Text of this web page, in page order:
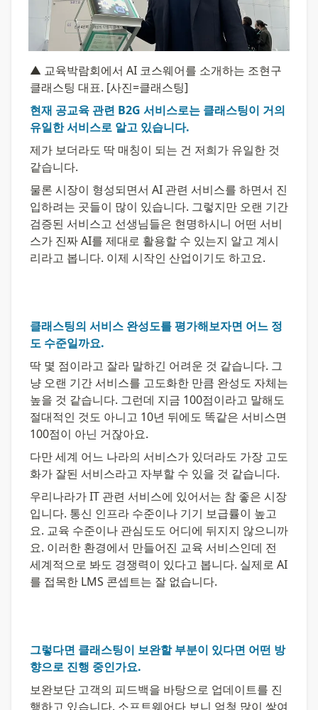
▲ 교육박람회에서 AI 코스웨어를 소개하는 조현구
클래스팅 대표. [사진=클래스팅]
현재 공교육 관련 B2G 서비스로는 클래스팅이 거의
유일한 서비스로 알고 있습니다.
제가 보더라도 딱 매칭이 되는 건 저희가 유일한 것
같습니다.
물론 시장이 형성되면서 AI 관련 서비스를 하면서 진
입하려는 곳들이 많이 있습니다. 그렇지만 오랜 기간
검증된 서비스고 선생님들은 현명하시니 어떤 서비
스가 진짜 AI를 제대로 활용할 수 있는지 알고 계시
리라고 봅니다. 이제 시작인 산업이기도 하고요.
클래스팅의 서비스 완성도를 평가해보자면 어느 정
도 수준일까요.
딱 몇 점이라고 잘라 말하긴 어려운 것 같습니다. 그
냥 오랜 기간 서비스를 고도화한 만큼 완성도 자체는
높을 것 같습니다. 그런데 지금 100점이라고 말해도
절대적인 것도 아니고 10년 뒤에도 똑같은 서비스면
100점이 아닌 거잖아요.
다만 세계 어느 나라의 서비스가 있더라도 가장 고도
화가 잘된 서비스라고 자부할 수 있을 것 같습니다.
우리나라가 IT 관련 서비스에 있어서는 참 좋은 시장
입니다. 통신 인프라 수준이나 기기 보급률이 높고
요. 교육 수준이나 관심도도 어디에 뒤지지 않으니까
요. 이러한 환경에서 만들어진 교육 서비스인데 전
세계적으로 봐도 경쟁력이 있다고 봅니다. 실제로 AI
를 접목한 LMS 콘셉트는 잘 없습니다.
그렇다면 클래스팅이 보완할 부분이 있다면 어떤 방
향으로 진행 중인가요.
보완보단 고객의 피드백을 바탕으로 업데이트를 진
행하고 있습니다. 소프트웨어다 보니 엄청 많이 쌓여